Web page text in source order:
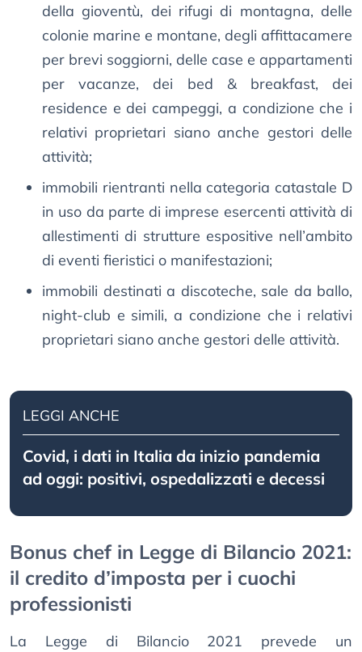
della gioventù, dei rifugi di montagna, delle
colonie marine e montane, degli affittacamere
per brevi soggiorni, delle case e appartamenti
per vacanze, dei bed & breakfast, dei
residence e dei campeggi, a condizione che i
relativi proprietari siano anche gestori delle
attività;
immobili rientranti nella categoria catastale D
in uso da parte di imprese esercenti attività di
allestimenti di strutture espositive nell’ambito
di eventi fieristici o manifestazioni;
immobili destinati a discoteche, sale da ballo,
night-club e simili, a condizione che i relativi
proprietari siano anche gestori delle attività.
LEGGI ANCHE
Covid, i dati in Italia da inizio pandemia
ad oggi: positivi, ospedalizzati e decessi
Bonus chef in Legge di Bilancio 2021:
il credito d’imposta per i cuochi
professionisti
La Legge di Bilancio 2021 prevede un